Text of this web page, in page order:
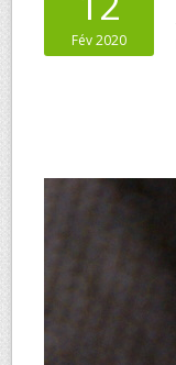
Fév 2020